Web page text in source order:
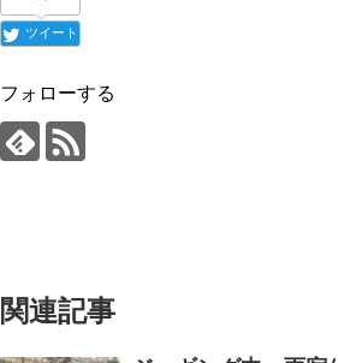
ツイート
フォローする
関連記事